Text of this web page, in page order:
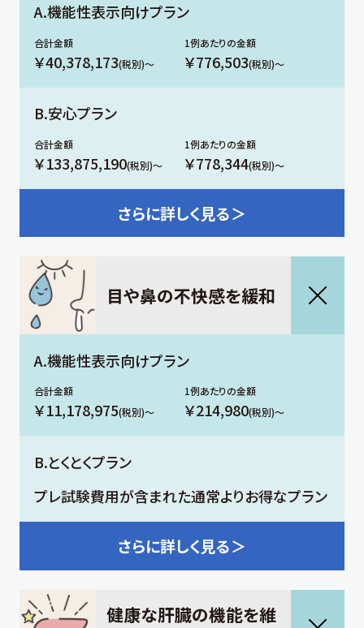
A.機能性表示向けプラン
￥40,378,173(税別)～ ￥776,503(税別)～
B.安心プラン
￥133,875,190(税別)～ ￥778,344(税別)～
さらに詳しく見る＞
⽬や⿐の不快感を緩和
A.機能性表示向けプラン
￥11,178,975(税別)～ ￥214,980(税別)～
B.とくとくプラン
プレ試験費用が含まれた通常よりお得なプラン
さらに詳しく見る＞
健康な肝臓の機能を維